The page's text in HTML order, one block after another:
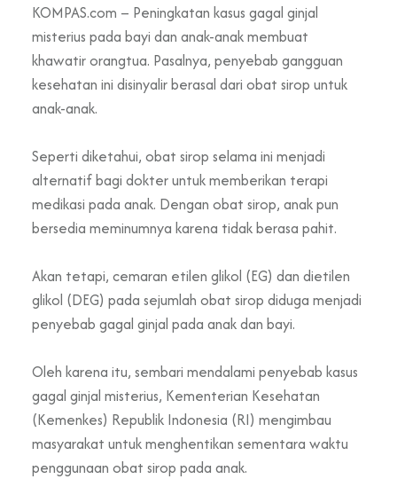
KOMPAS.com – Peningkatan kasus gagal ginjal
misterius pada bayi dan anak-anak membuat
khawatir orangtua. Pasalnya, penyebab gangguan
kesehatan ini disinyalir berasal dari obat sirop untuk
anak-anak.
Seperti diketahui, obat sirop selama ini menjadi
alternatif bagi dokter untuk memberikan terapi
medikasi pada anak. Dengan obat sirop, anak pun
bersedia meminumnya karena tidak berasa pahit.
Akan tetapi, cemaran etilen glikol (EG) dan dietilen
glikol (DEG) pada sejumlah obat sirop diduga menjadi
penyebab gagal ginjal pada anak dan bayi.
Oleh karena itu, sembari mendalami penyebab kasus
gagal ginjal misterius, Kementerian Kesehatan
(Kemenkes) Republik Indonesia (RI) mengimbau
masyarakat untuk menghentikan sementara waktu
penggunaan obat sirop pada anak.